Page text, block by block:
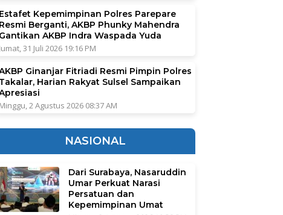
Estafet Kepemimpinan Polres Parepare
Resmi Berganti, AKBP Phunky Mahendra
Gantikan AKBP Indra Waspada Yuda
Jumat, 31 Juli 2026 19:16 PM
Ginanjar Fitriadi Resmi Pimpin Polres
Takalar, Harian Rakyat Sulsel Sampaikan
Minggu, 2 Agustus 2026 08:37 AM
NASIONAL
Dari Surabaya, Nasaruddin
Umar Perkuat Narasi
Persatuan dan
Kepemimpinan Umat